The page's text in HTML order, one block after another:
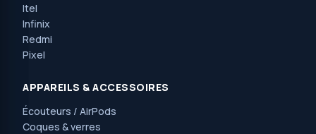
Itel
Infinix
Redmi
Pixel
APPAREILS & ACCESSOIRES
Écouteurs / AirPods
Coques & verres